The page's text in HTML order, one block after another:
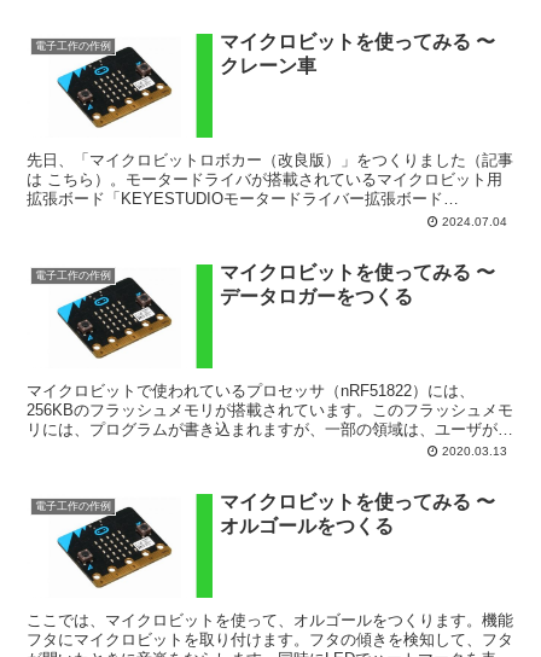
電子工作の作例
マイクロビットを使ってみる 〜
クレーン車
先日、「マイクロビットロボカー（改良版）」をつくりました（記事
は こちら）。モータードライバが搭載されているマイクロビット用
拡張ボード「KEYESTUDIOモータードライバー拡張ボード
（KS4033）」をつかうことで、マイクロビットのプログ...2024.07.04
電子工作の作例
マイクロビットを使ってみる 〜
データロガーをつくる
マイクロビットで使われているプロセッサ（nRF51822）には、
256KBのフラッシュメモリが搭載されています。このフラッシュメモ
リには、プログラムが書き込まれますが、一部の領域は、ユーザがス
2020.03.13
電子工作の作例
マイクロビットを使ってみる 〜
オルゴールをつくる
ここでは、マイクロビットを使って、オルゴールをつくります。機能
フタにマイクロビットを取り付けます。フタの傾きを検知して、フタ